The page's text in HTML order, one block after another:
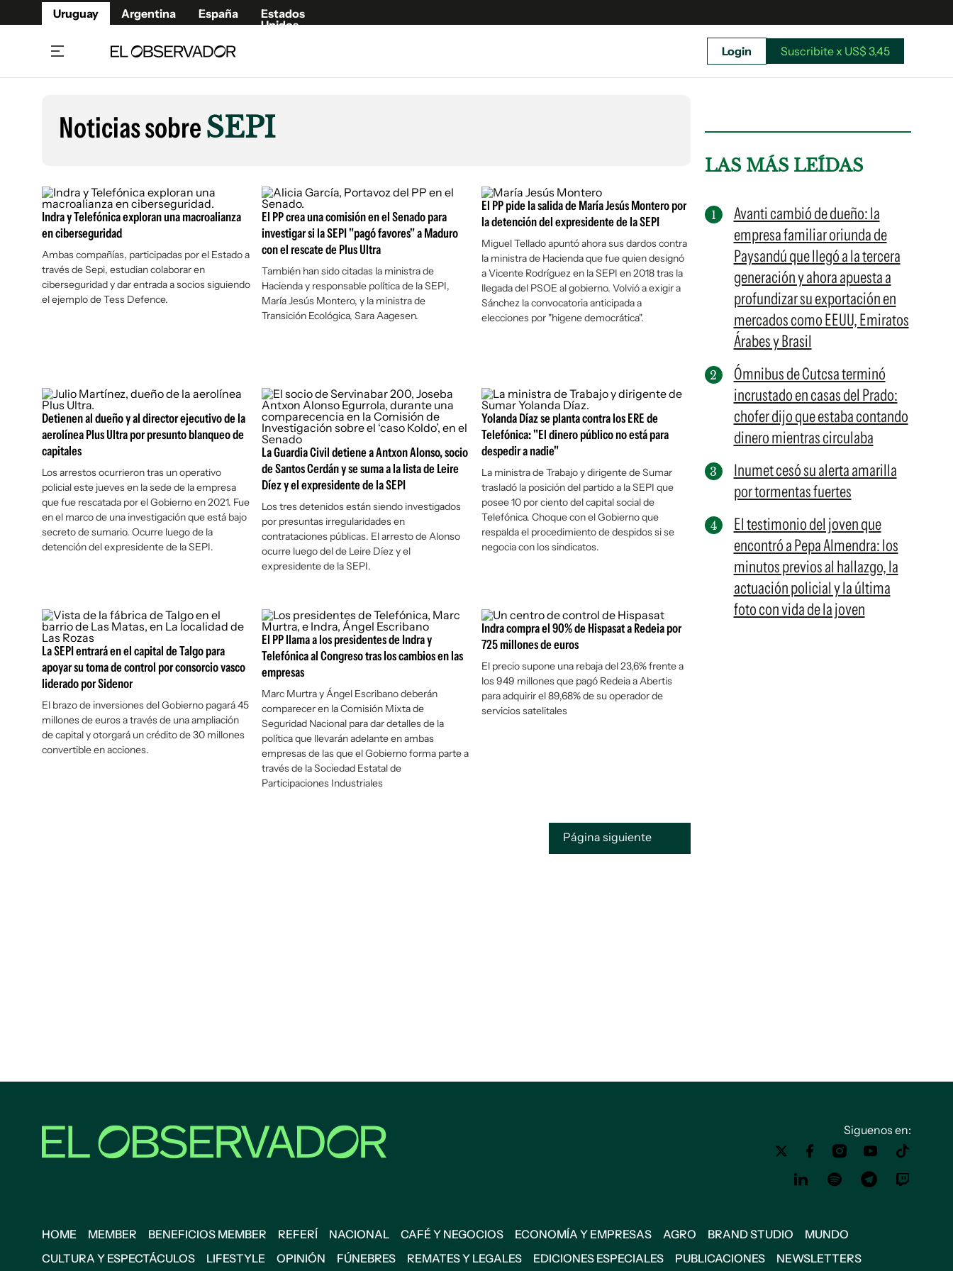
Uruguay Argentina España
Estados
Unidos
Beneficios Member
Café y Negocios
Economía y Empresas
Agro
Brand Studio
Mundo
Cultura y Espectáculos
Publicaciones
Newsletters
Argentina
Estados Unidos
Suscribite x US$ 3,45
Login Suscribite x US$ 3,45
Noticias sobreSEPI
Indra y Telefónica exploran una macroalianza
en ciberseguridad
Ambas compañías, participadas por el Estado a
través de Sepi, estudian colaborar en
ciberseguridad y dar entrada a socios siguiendo
el ejemplo de Tess Defence.
El PP crea una comisión en el Senado para
investigar si la SEPI "pagó favores" a Maduro
con el rescate de Plus Ultra
También han sido citadas la ministra de
Hacienda y responsable política de la SEPI,
María Jesús Montero, y la ministra de
Transición Ecológica, Sara Aagesen.
El PP pide la salida de María Jesús Montero por
la detención del expresidente de la SEPI
Miguel Tellado apuntó ahora sus dardos contra
la ministra de Hacienda que fue quien designó
a Vicente Rodríguez en la SEPI en 2018 tras la
llegada del PSOE al gobierno. Volvió a exigir a
Sánchez la convocatoria anticipada a
elecciones por "higene democrática".
Detienen al dueño y al director ejecutivo de la
aerolínea Plus Ultra por presunto blanqueo de
capitales
Los arrestos ocurrieron tras un operativo
policial este jueves en la sede de la empresa
que fue rescatada por el Gobierno en 2021. Fue
en el marco de una investigación que está bajo
secreto de sumario. Ocurre luego de la
detención del expresidente de la SEPI.
La Guardia Civil detiene a Antxon Alonso, socio
de Santos Cerdán y se suma a la lista de Leire
Díez y el expresidente de la SEPI
Los tres detenidos están siendo investigados
por presuntas irregularidades en
contrataciones públicas. El arresto de Alonso
ocurre luego del de Leire Díez y el
expresidente de la SEPI.
Yolanda Díaz se planta contra los ERE de
Telefónica: "El dinero público no está para
despedir a nadie"
La ministra de Trabajo y dirigente de Sumar
trasladó la posición del partido a la SEPI que
posee 10 por ciento del capital social de
Telefónica. Choque con el Gobierno que
respalda el procedimiento de despidos si se
negocia con los sindicatos.
La SEPI entrará en el capital de Talgo para
apoyar su toma de control por consorcio vasco
liderado por Sidenor
El brazo de inversiones del Gobierno pagará 45
millones de euros a través de una ampliación
de capital y otorgará un crédito de 30 millones
convertible en acciones.
El PP llama a los presidentes de Indra y
Telefónica al Congreso tras los cambios en las
empresas
Marc Murtra y Ángel Escribano deberán
comparecer en la Comisión Mixta de
Seguridad Nacional para dar detalles de la
política que llevarán adelante en ambas
empresas de las que el Gobierno forma parte a
través de la Sociedad Estatal de
Participaciones Industriales
Indra compra el 90% de Hispasat a Redeia por
725 millones de euros
El precio supone una rebaja del 23,6% frente a
los 949 millones que pagó Redeia a Abertis
para adquirir el 89,68% de su operador de
servicios satelitales
Página siguiente
LAS MÁS LEÍDAS
Avanti cambió de dueño: la
empresa familiar oriunda de
Paysandú que llegó a la tercera
generación y ahora apuesta a
profundizar su exportación en
mercados como EEUU, Emiratos
Árabes y Brasil
Ómnibus de Cutcsa terminó
incrustado en casas del Prado:
chofer dijo que estaba contando
dinero mientras circulaba
Inumet cesó su alerta amarilla
por tormentas fuertes
El testimonio del joven que
encontró a Pepa Almendra: los
minutos previos al hallazgo, la
actuación policial y la última
foto con vida de la joven
Siguenos en:
HOME MEMBER BENEFICIOS MEMBER REFERÍ NACIONAL CAFÉ Y NEGOCIOS ECONOMÍA Y EMPRESAS AGRO BRAND STUDIO
MUNDO
CULTURA Y ESPECTÁCULOS
LIFESTYLE OPINIÓN FÚNEBRES REMATES Y LEGALES EDICIONES ESPECIALES PUBLICACIONES NEWSLETTERS